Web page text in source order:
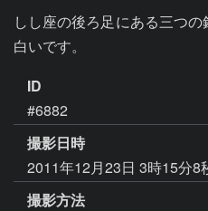
しし座の後ろ足にある三つ
白いです。
ID
#6882
撮影日時
2011年12月23日 3時15分8
撮影方法